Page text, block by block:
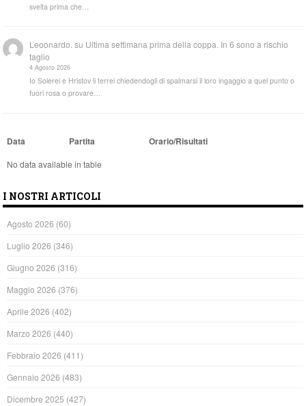
svelta prima che…
Leoonardo.su Ultima settimana prima della coppa. In 6 sono a rischio
taglio
4 Agosto 2026
Io Solerei e Hristov li terrei chiedendogli di spalmarsi il loro ingaggio a quel punto o
fuori rosa o provare…
Data Partita Orario/Risultati
No data available in table
I NOSTRI ARTICOLI
Agosto 2026 (60)
Luglio 2026 (346)
Giugno 2026 (316)
Maggio 2026 (376)
Aprile 2026 (402)
Marzo 2026 (440)
Febbraio 2026 (411)
Gennaio 2026 (483)
Dicembre 2025 (427)